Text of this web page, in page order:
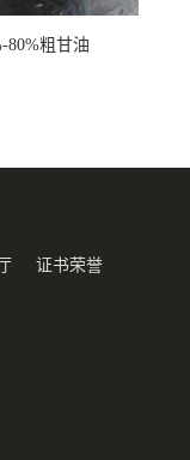
80%粗甘油
证书荣誉